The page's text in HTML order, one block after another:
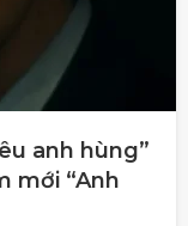
anh hùng”
mới “Anh